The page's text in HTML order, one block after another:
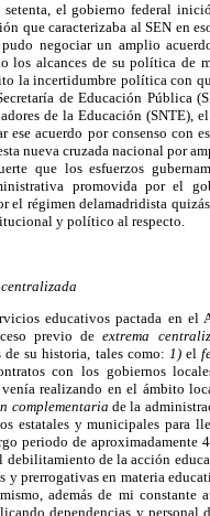
el gobierno federal
que caracterizaba al SEN en
negociar un amplio
los alcances de su política de
la incertidumbre política con
de Educación Pública
de la Educación (SNTE),
acuerdo por consenso con
nueva cruzada nacional por
que los esfuerzos
promovida por el
régimen delamadridista
y político al respecto.
educativos pactada en
previo deextrema
su historia, tales como: 1)el
con los gobiernos
realizando en el ámbito
complementaria de la
estatales y municipales para
periodo de
de la acción
y prerrogativas en materia
además de mi constante
dependencias y personal